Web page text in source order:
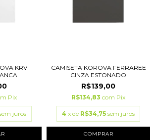
KRV
Pix
juros
CAMISETA KOROVA FERRAREE
CINZA ESTONADO
R$139,00
R$134,83 com Pix
4 x de R$34,75 sem juros
COMPRAR